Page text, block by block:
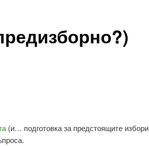
(и… подготовка за предстоящите